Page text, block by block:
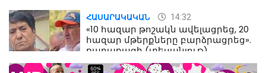
ՀԱՍԱՐԱԿԱԿԱՆ 14:32
«10 հազար թոշակն ավելացրեց, 20
հազար մթերքները բարձրացրեց».
քաղաքացի (տեսանյութ)